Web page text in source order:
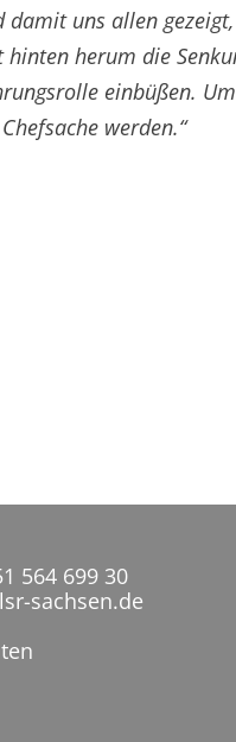
uns allen
herum die
einbüßen.
werden.“
564 699 30
sachsen.de